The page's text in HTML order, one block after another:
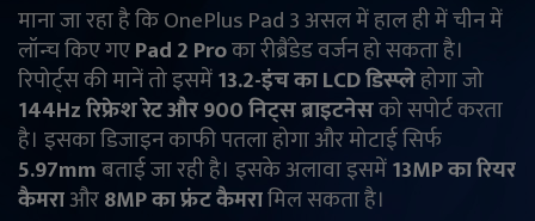
माना जा रहा है कि OnePlus Pad 3 असल में हाल ही में चीन में
लॉन्च किए गएPad 2 Proका रीब्रैंडेड वर्जन हो सकता है।
रिपोर्ट्स की मानें तो इसमें13.2-इंच का LCD डिस्प्लेहोगा जो
144Hz रिफ्रेश रेट और 900 निट्स ब्राइटनेसको सपोर्ट करता
है। इसका डिजाइन काफी पतला होगा और मोटाई सिर्फ
5.97mmबताई जा रही है। इसके अलावा इसमें13MP का रियर
कैमराऔर8MP का फ्रंट कैमरामिल सकता है।